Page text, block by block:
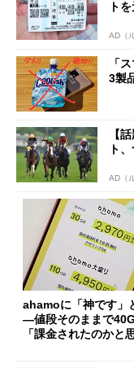
ト
AD（
「
3製
【
ト
AD（
ahamoに「神です
―値段そのままで
「課金されたのかと